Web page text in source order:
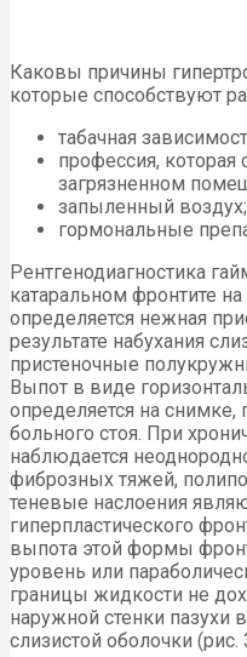
Каковы причины
которые способствуют
табачная
профессия, которая
загрязненном
запыленный воздух;
гормональные
Рентгенодиагностика
катаральном фронтите
определяется нежная
результате набухания
пристеночные
Выпот в виде
определяется на
больного стоя. При
наблюдается
фиброзных тяжей,
теневые наслоения
гиперпластического
выпота этой формы
уровень или
границы жидкости не
наружной стенки пазухи
слизистой оболочки